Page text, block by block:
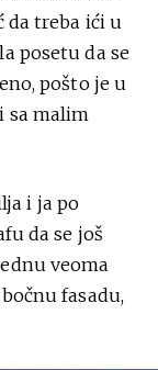
da treba ići u
posetu da se
pošto je u
sa malim
i ja po
da se još
veoma
fasadu,